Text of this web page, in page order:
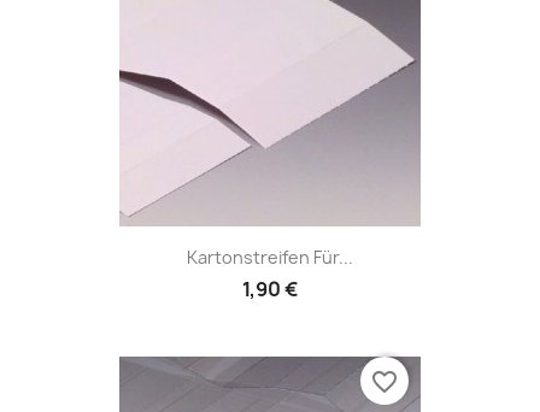
Kartonstreifen Für...
1,90 €
favorite_border